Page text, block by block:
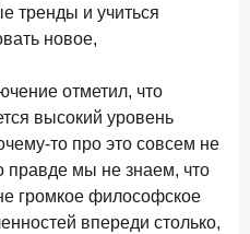
тренды и учиться
новое,
отметил, что
высокий уровень
то про это совсем не
правде мы не знаем, что
громкое философское
впереди столько,